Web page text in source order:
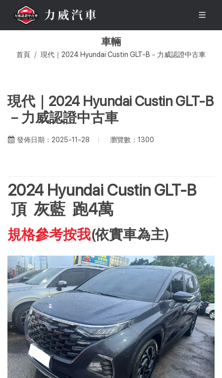
車輛
首頁 現代｜2024 Hyundai Custin GLT-B－力威認證中古車
現代｜2024 Hyundai Custin GLT-B
－力威認證中古車
發佈日期：2025-11-28 瀏覽數：1300
2024 Hyundai Custin GLT-B
頂 灰藍 跑4萬
規格參考按我(依實車為主)